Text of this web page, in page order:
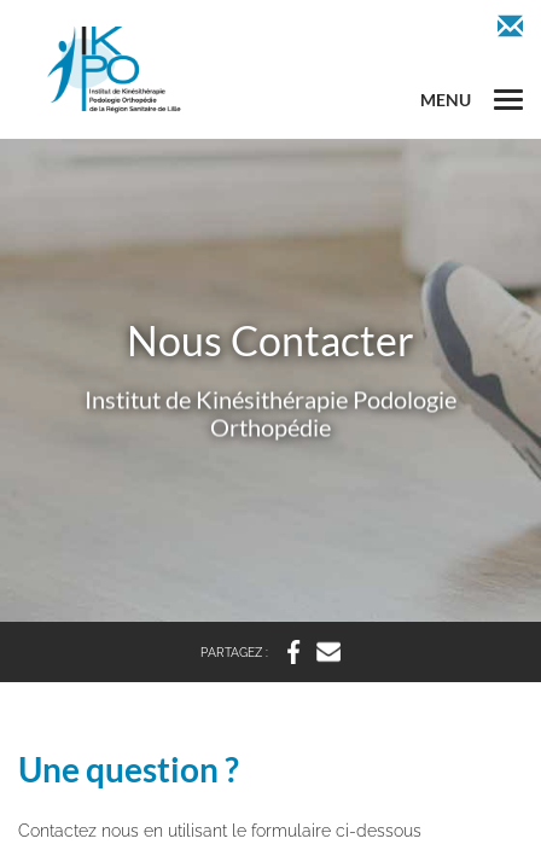
contenu
principal
MENU
MENU
Nous Contacter
Institut de Kinésithérapie Podologie
Orthopédie
PARTAGEZ :
Une question ?
Contactez nous en utilisant le formulaire ci-dessous